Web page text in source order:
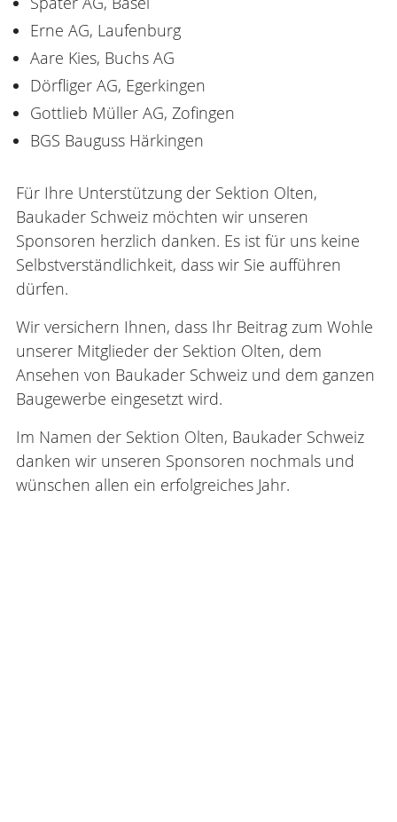
Erne AG, Laufenburg
Aare Kies, Buchs AG
Dörfliger AG, Egerkingen
Gottlieb Müller AG, Zofingen
BGS Bauguss Härkingen
Für Ihre Unterstützung der Sektion Olten,
Baukader Schweiz möchten wir unseren
Sponsoren herzlich danken. Es ist für uns keine
Selbstverständlichkeit, dass wir Sie aufführen
dürfen.
Wir versichern Ihnen, dass Ihr Beitrag zum Wohle
unserer Mitglieder der Sektion Olten, dem
Ansehen von Baukader Schweiz und dem ganzen
Baugewerbe eingesetzt wird.
Im Namen der Sektion Olten, Baukader Schweiz
danken wir unseren Sponsoren nochmals und
wünschen allen ein erfolgreiches Jahr.